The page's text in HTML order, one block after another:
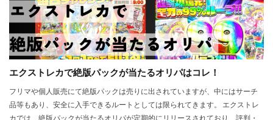
エクストレカで絶版パックが当たるオリパはコレ！
フリマや個人販売にて絶版パックは売りに出されていますが、中にはサーチ
品等もあり、安全に入手できるルートとしては限られてきます。 エクストレ
カでは、絶版パックが当たるオリパが定期的にリリースされており、評判・